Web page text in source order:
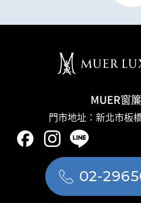
MUER窗
門市地址：新北市板
02-